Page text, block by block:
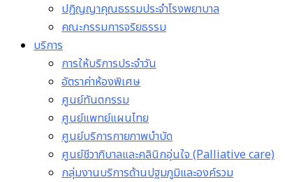
ปฏิญญาคุณธรรมประจำโรงพยาบาล
คณะกรรมการจริยธรรม
บริการ
การให้บริการประจำวัน
อัตราค่าห้องพิเศษ
ศูนย์ทันตกรรม
ศูนย์แพทย์แผนไทย
ศูนย์บริการกายภาพบำบัด
ศูนย์ชีวาภิบาลและคลินิกอุ่นใจ (Palliative care)
กลุ่มงานบริการด้านปฐมภูมิและองค์รวม